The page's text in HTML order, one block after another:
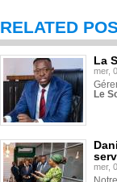
RELATED
La
mer,
Le
mer,